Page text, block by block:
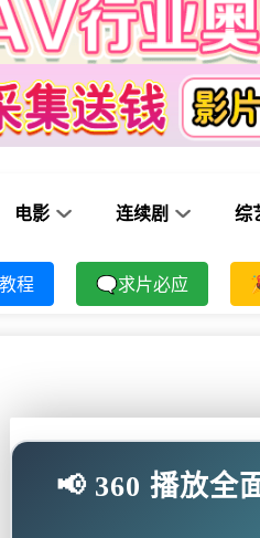
电影 连续剧 综
程 🗨求片必应
翘楚 评分: 0.0
📢 360 播放全